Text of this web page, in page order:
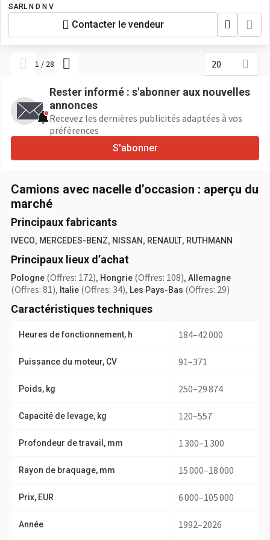
SARL N D N V
Contacter le vendeur
1 / 28 20
Rester informé : s'abonner aux nouvelles
annonces
Recevez les dernières publicités adaptées à vos
préférences
S'abonner
Camions avec nacelle d’occasion : aperçu du
marché
Principaux fabricants
IVECO, MERCEDES-BENZ, NISSAN, RENAULT, RUTHMANN
Principaux lieux d’achat
Pologne (Offres: 172), Hongrie (Offres: 108), Allemagne
(Offres: 81), Italie (Offres: 34), Les Pays-Bas (Offres: 29)
Caractéristiques techniques
Heures de fonctionnement, h 184–42 000
Puissance du moteur, CV 91–371
Poids, kg 250–29 874
Capacité de levage, kg 120–557
Profondeur de travail, mm 1 300–1 300
Rayon de braquage, mm 15 000–18 000
Prix, EUR 6 000–105 000
Année 1992–2026